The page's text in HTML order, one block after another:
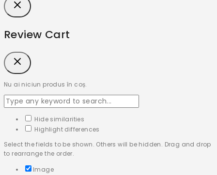
Review Cart
Nu ai niciun produs în coș.
Hide similarities
Highlight differences
Select the fields to be shown. Others will be hidden. Drag and drop
to rearrange the order.
Image